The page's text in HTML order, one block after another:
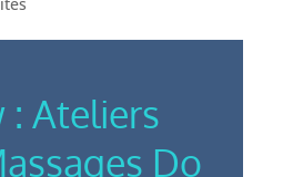
: Ateliers
Do